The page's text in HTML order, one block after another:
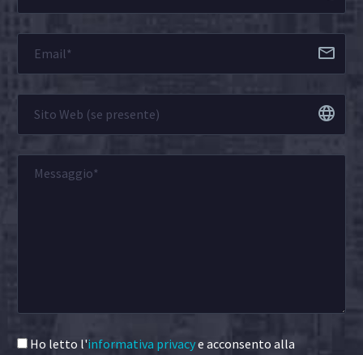
Ho letto l'informativa privacye acconsento alla